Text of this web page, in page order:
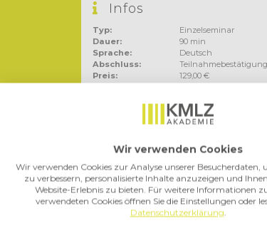
Infos
Typ:
Einzelseminar
Dauer:
90 min
Sprache:
Deutsch
Abschluss:
Teilnahmebestätigung
Preis:
129,00 €
Agenda
Zielsetzung des
Unterschied
Wir verwenden Cookies
Wir verwenden Cookies zur Analyse unserer Besucherdaten,
zu verbessern, personalisierte Inhalte anzuzeigen und
Website-Erlebnis zu bieten. Für weitere Informationen
verwendeten Cookies öffnen Sie die Einstellungen oder
Datenschutzerklärung.